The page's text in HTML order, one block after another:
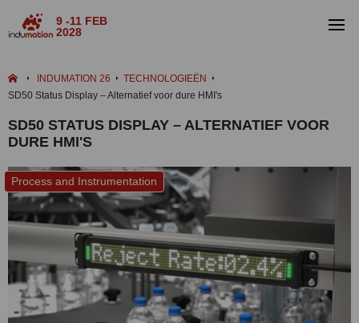
9 -11 FEB
2028
INDUMATION 26
TECHNOLOGIEËN
SD50 Status Display – Alternatief voor dure HMI's
SD50 STATUS DISPLAY – ALTERNATIEF VOOR
DURE HMI'S
Process and Instrumentation